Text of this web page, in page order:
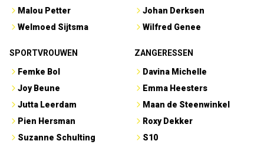
Malou Petter
Welmoed Sijtsma
Johan Derksen
Wilfred Genee
SPORTVROUWEN
Femke Bol
Joy Beune
Jutta Leerdam
Pien Hersman
Suzanne Schulting
ZANGERESSEN
Davina Michelle
Emma Heesters
Maan de Steenwinkel
Roxy Dekker
S10